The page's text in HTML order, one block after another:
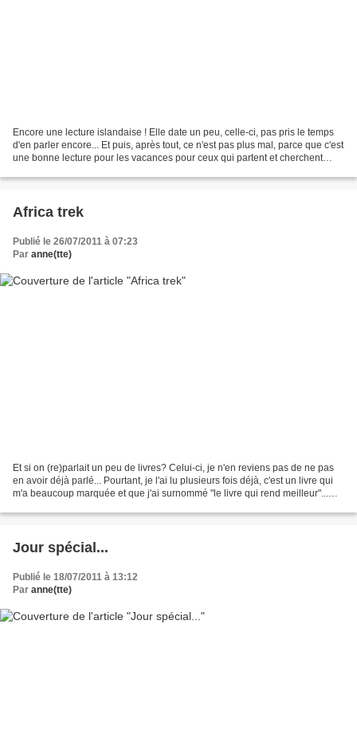
Encore une lecture islandaise ! Elle date un peu, celle-ci, pas pris le temps
d'en parler encore... Et puis, après tout, ce n'est pas plus mal, parce que c'est
une bonne lecture pour les vacances pour ceux qui partent et cherchent
Africa trek
Publié le 26/07/2011 à 07:23
Par anne(tte)
Et si on (re)parlait un peu de livres? Celui-ci, je n'en reviens pas de ne pas
en avoir déjà parlé... Pourtant, je l'ai lu plusieurs fois déjà, c'est un livre qui
m'a beaucoup marquée et que j'ai surnommé "le livre qui rend meilleur"...
Jour spécial...
Publié le 18/07/2011 à 13:12
Par anne(tte)